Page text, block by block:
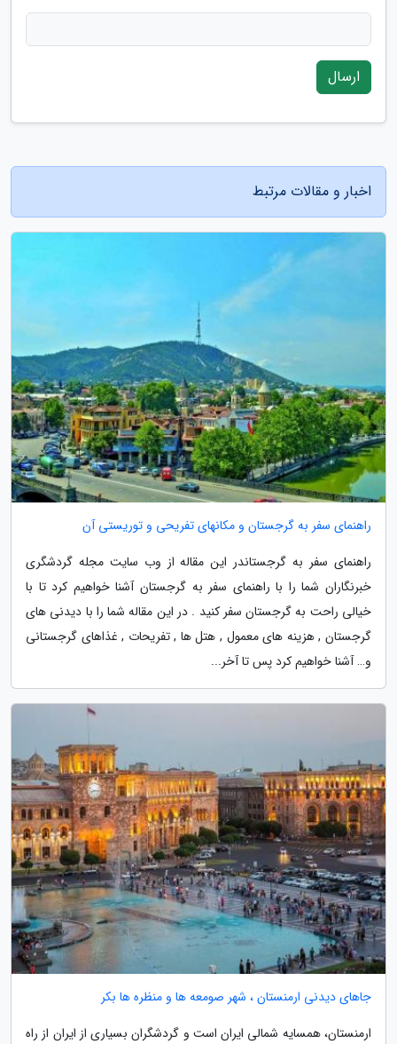
ارسال
اخبار و مقالات مرتبط
راهنمای سفر به گرجستان و مکانهای تفریحی و توریستی آن
راهنمای سفر به گرجستاندر این مقاله از وب سایت مجله گردشگری
خبرنگاران شما را با راهنمای سفر به گرجستان آشنا خواهیم کرد تا با
خیالی راحت به گرجستان سفر کنید . در این مقاله شما را با دیدنی های
گرجستان , هزینه های معمول , هتل ها , تفریحات , غذاهای گرجستانی
و… آشنا خواهیم کرد پس تا آخر...
جاهای دیدنی ارمنستان ، شهر صومعه ها و منظره ها بکر
ارمنستان، همسایه شمالی ایران است و گردشگران بسیاری از ایران از راه